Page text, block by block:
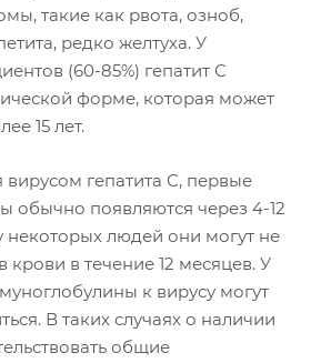
такие как рвота, озноб,
редко желтуха. У
(60-85%) гепатит С
форме, которая может
15 лет.
гепатита С, первые
обычно появляются через 4-12
некоторых людей они могут не
крови в течение 12 месяцев. У
к вирусу могут
В таких случаях о наличии
общие